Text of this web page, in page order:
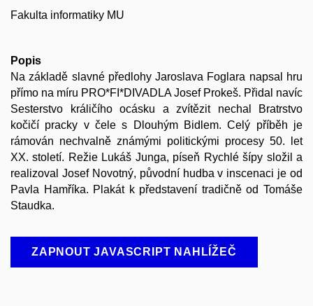
Fakulta informatiky MU
Popis
Na základě slavné předlohy Jaroslava Foglara napsal hru
přímo na míru PRO*FI*DIVADLA Josef Prokeš. Přidal navíc
Sesterstvo králičího ocásku a zvítězit nechal Bratrstvo
kočičí pracky v čele s Dlouhým Bidlem. Celý příběh je
rámován nechvalně známými politickými procesy 50. let
XX. století. Režie Lukáš Junga, píseň Rychlé šípy složil a
realizoval Josef Novotný, původní hudba v inscenaci je od
Pavla Hamříka. Plakát k představení tradičně od Tomáše
Staudka.
ZAPNOUT JAVASCRIPT NAHLÍŽEČ